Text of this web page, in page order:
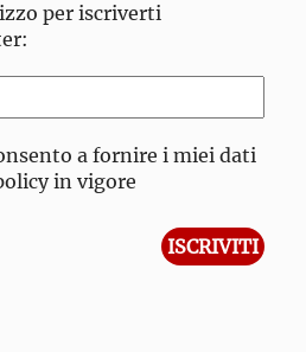
per iscriverti
a fornire i miei dati
in vigore